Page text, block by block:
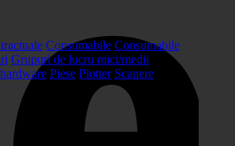
Consumabile Consumabile
Grupuri de lucru mici/medii
Piese Plotter Scanere